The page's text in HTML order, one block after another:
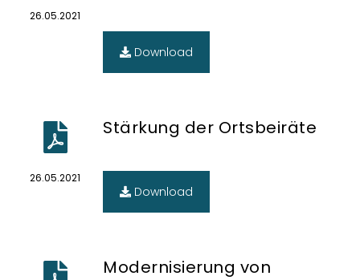
26.05.2021
Download
26.05.2021
Stärkung der Ortsbeiräte
Download
Modernisierung von